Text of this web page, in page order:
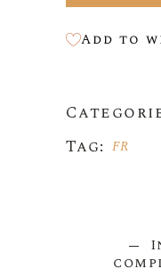
Add to
Tag: FR